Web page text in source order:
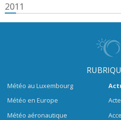
2011
Météo au Luxembourg
Météo en Europe
Météo aéronautique